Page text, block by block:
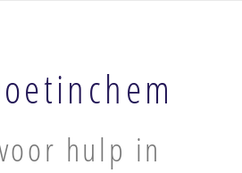
hulp in